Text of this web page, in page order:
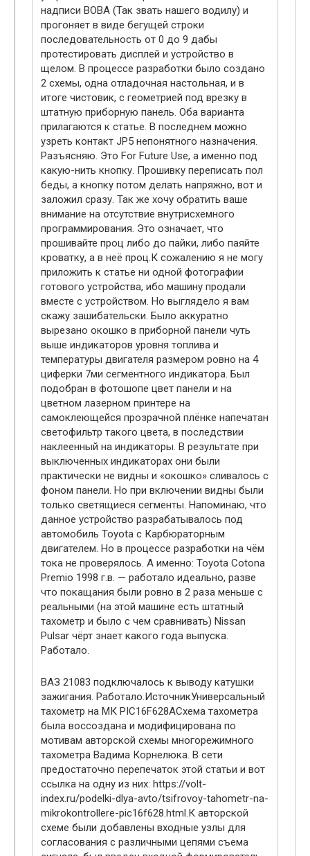
надписи ВОВА (Так звать нашего водилу) и
прогоняет в виде бегущей строки
последовательность от 0 до 9 дабы
протестировать дисплей и устройство в
щелом. В процессе разработки было создано
2 схемы, одна отладочная настольная, и в
итоге чистовик, с геометрией под врезку в
штатную приборную панель. Оба варианта
прилагаются к статье. В последнем можно
узреть контакт JP5 непонятного назначения.
Разъясняю. Это For Future Use, а именно под
какую-нить кнопку. Прошивку переписать пол
беды, а кнопку потом делать напряжно, вот и
заложил сразу. Так же хочу обратить ваше
внимание на отсутствие внутрисхемного
программирования. Это означает, что
прошивайте проц либо до пайки, либо паяйте
кроватку, а в неё проц.К сожалению я не могу
приложить к статье ни одной фотографии
готового устройства, ибо машину продали
вместе с устройством. Но выглядело я вам
скажу зашибательски. Было аккуратно
вырезано окошко в приборной панели чуть
выше индикаторов уровня топлива и
температуры двигателя размером ровно на 4
циферки 7ми сегментного индикатора. Был
подобран в фотошопе цвет панели и на
цветном лазерном принтере на
самоклеющейся прозрачной плёнке напечатан
светофильтр такого цвета, в последствии
наклеенный на индикаторы. В результате при
выключенных индикаторах они были
практически не видны и «окошко» сливалось с
фоном панели. Но при включении видны были
только светящиеся сегменты. Напоминаю, что
данное устройство разрабатывалось под
автомобиль Toyota c Карбюраторным
двигателем. Но в процессе разработки на чём
тока не проверялось. А именно: Toyota Cotona
Premio 1998 г.в. — работало идеально, разве
что покащания были ровно в 2 раза меньше с
реальными (на этой машине есть штатный
тахометр и было с чем сравнивать) Nissan
Pulsar чёрт знает какого года выпуска.
Работало.
ВАЗ 21083 подключалось к выводу катушки
зажигания. Работало.ИсточникУниверсальный
тахометр на МК PIC16F628AСхема тахометра
была воссоздана и модифицирована по
мотивам авторской схемы многорежимного
тахометра Вадима Корнелюка. В сети
предостаточно перепечаток этой статьи и вот
ссылка на одну из них: https://volt-
index.ru/podelki-dlya-avto/tsifrovoy-tahometr-na-
mikrokontrollere-pic16f628.html.К авторской
схеме были добавлены входные узлы для
согласования с различными цепями съема